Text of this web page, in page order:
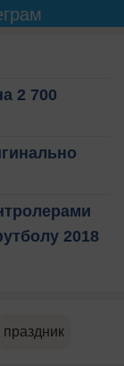
2 700
2018
праздник